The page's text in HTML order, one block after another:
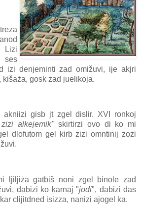
ses
izi denjeminti zad omižuvi, ije akjri
gosk zad juelikoja.
akniizi gisb jt zgel dislir. XVI ronkoj
alkejemik"skirtirzi ovo di ko mi
dlofutom gel kirb zizi omntinij zozi
ljiljiża gatbiš noni zgel binole zad
dabizi ko karnaj "jodi", dabizi das
clijitdned isizza, nanizi ajogel ka.